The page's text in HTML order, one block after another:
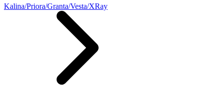
Kalina/Priora/Granta/Vesta/XRay